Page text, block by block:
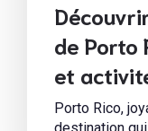
de Porto
et
Porto Rico,